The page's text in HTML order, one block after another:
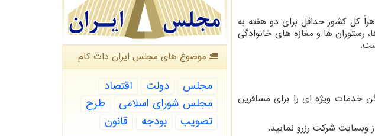
کل کشور حداقل برای دو هفته به
رستوران ها و مغازه های خانوادگی
خدمات ویژه ای را برای مسافرین
وبسایت شرکت رزرو نمایید.
موضوع های مجلس ایران دات كام
مجلس دولت
اقتصاد
مجلس شورای اسلامی
طرح
تصویب
بودجه قانون